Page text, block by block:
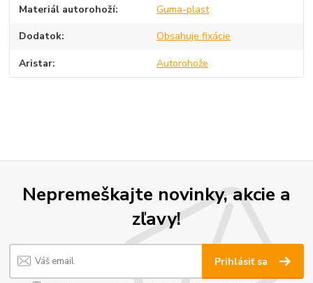
Materiál autorohoží Guma-plast
Dodatok Obsahuje fixácie
Aristar Autorohože
Nepremeškajte novinky, akcie a
zľavy!
Prihlásiť sa